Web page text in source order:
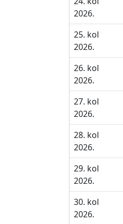
2026.
25. kol
2026.
26. kol
2026.
27. kol
2026.
28. kol
2026.
29. kol
2026.
30. kol
2026.